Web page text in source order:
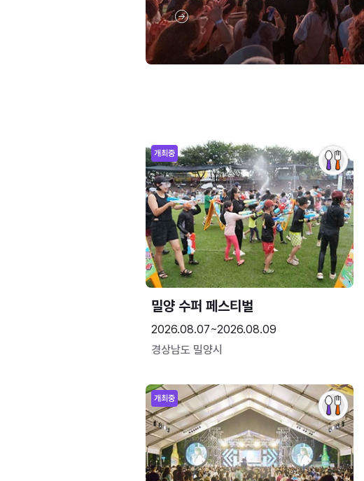
개최중
밀양 수퍼 페스티벌
2026.08.07~2026.08.09
경상남도 밀양시
개최중